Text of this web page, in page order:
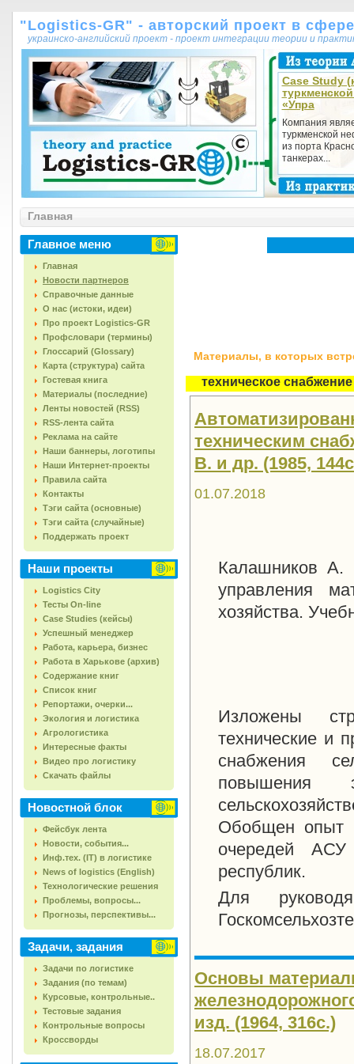
"Logistics-GR" - авторский проект в
украинско-английский проект - проект интеграции теории и
Case Study
«Упра
Компания
туркменской
из порта
танкерах...
Главная
Главное меню
Главная
Новости партнеров
Справочные данные
О нас (истоки, идеи)
Про проект Logistics-GR
Профсловари (термины)
Глоссарий (Glossary)
Карта (структура) сайта
Гостевая книга
Материалы (последние)
Ленты новостей (RSS)
RSS-лента сайта
Реклама на сайте
Наши баннеры, логотипы
Наши Интернет-проекты
Правила сайта
Контакты
Тэги сайта (основные)
Тэги сайта (случайные)
Поддержать проект
Наши проекты
Logistics City
Тесты On-line
Case Studies (кейсы)
Успешный менеджер
Работа, карьера, бизнес
Работа в Харькове (архив)
Содержание книг
Список книг
Репортажи, очерки...
Экология и логистика
Агрологистика
Интересные факты
Видео про логистику
Скачать файлы
Новостной блок
Фейсбук лента
Новости, события...
Инф.тех. (IT) в логистике
News of logistics (English)
Технологические решения
Проблемы, вопросы...
Прогнозы, перспективы...
Задачи, задания
Задачи по логистике
Задания (по темам)
Курсовые, контрольные..
Тестовые задания
Контрольные вопросы
Кроссворды
Материалы, в которых
техническое снабжение
техническим
В. и др. (1985,
01.07.2018
Калашников А.
управления
хозяйства.
Изложены
технические и
снабжения
повышения
Обобщен опыт
очередей
республик.
Для
Основы
изд. (1964, 316с.)
18.07.2017